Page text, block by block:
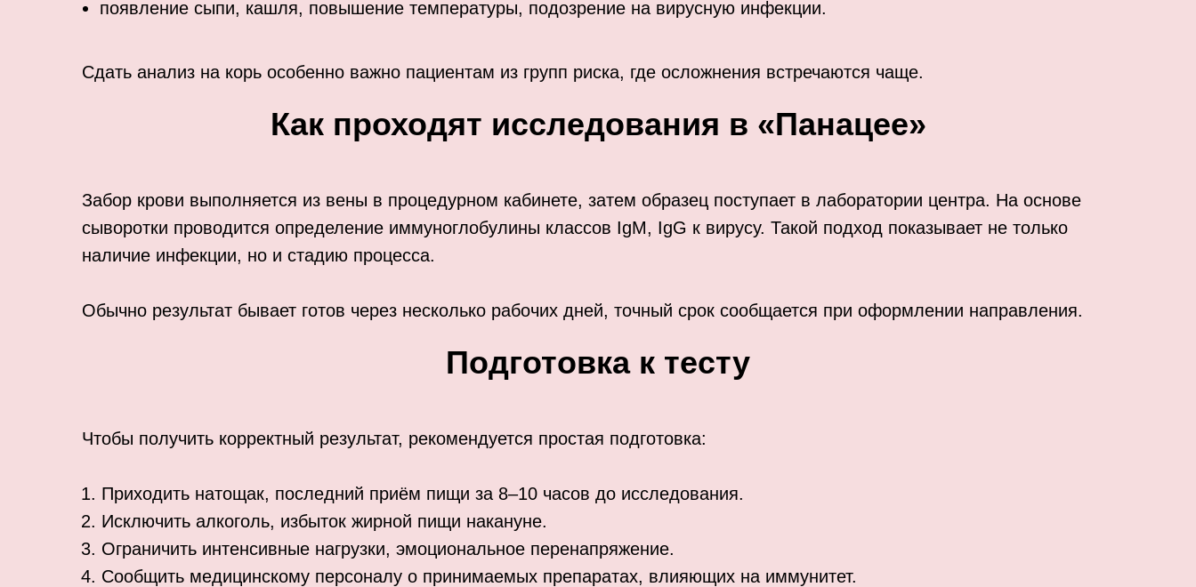
появление сыпи, кашля, повышение температуры, подозрение на вирусную инфекции.
Сдать анализ на корь особенно важно пациентам из групп риска, где осложнения встречаются чаще.
Как проходят исследования в «Панацее»
Забор крови выполняется из вены в процедурном кабинете, затем образец поступает в лаборатории центра. На основе
сыворотки проводится определение иммуноглобулины классов IgM, IgG к вирусу. Такой подход показывает не только
наличие инфекции, но и стадию процесса.
Обычно результат бывает готов через несколько рабочих дней, точный срок сообщается при оформлении направления.
Подготовка к тесту
Чтобы получить корректный результат, рекомендуется простая подготовка:
Приходить натощак, последний приём пищи за 8–10 часов до исследования.
Исключить алкоголь, избыток жирной пищи накануне.
Ограничить интенсивные нагрузки, эмоциональное перенапряжение.
Сообщить медицинскому персоналу о принимаемых препаратах, влияющих на иммунитет.